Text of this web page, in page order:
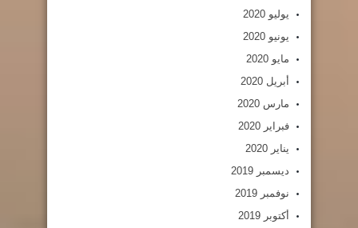
يوليو 2020
يونيو 2020
مايو 2020
أبريل 2020
مارس 2020
فبراير 2020
يناير 2020
ديسمبر 2019
نوفمبر 2019
أكتوبر 2019